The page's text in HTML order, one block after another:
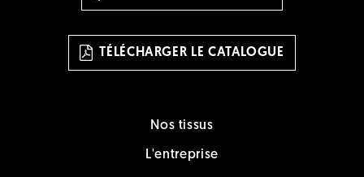
TÉLÉCHARGER LE CATALOGUE
Nos tissus
L'entreprise